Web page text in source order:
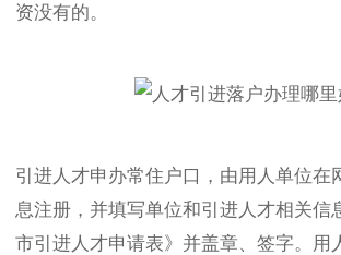
资没有的。
引进人才申办常住户口，由用人单位在
息注册，并填写单位和引进人才相关信
市引进人才申请表》并盖章、签字。用